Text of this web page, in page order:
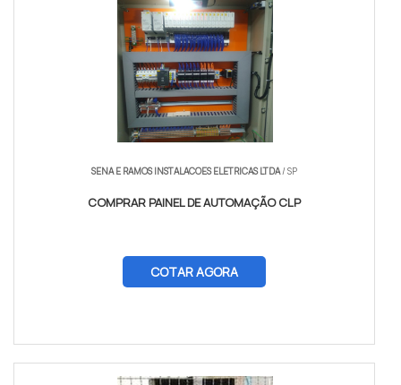
SENA E RAMOS INSTALACOES ELETRICAS LTDA/ SP
COMPRAR PAINEL DE AUTOMAÇÃO CLP
COTAR AGORA